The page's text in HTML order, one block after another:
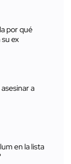
por qué
ex
a
en la lista